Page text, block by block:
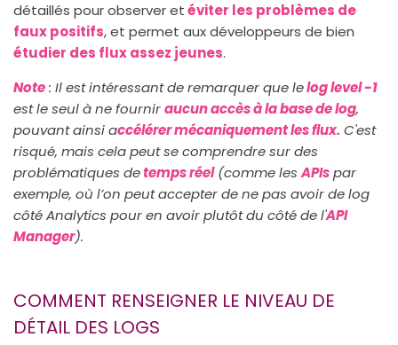
détaillés pour observer etéviter les problèmes de
faux positifs, et permet aux développeurs de bien
étudier des flux assez jeunes.
Note: Il est intéressant de remarquer que lelog level -1
est le seul à ne fourniraucun accès à la base de log,
pouvant ainsi accélérer mécaniquement les flux. C'est
risqué, mais cela peut se comprendre sur des
problématiques detemps réel(comme lesAPIspar
exemple, où l’on peut accepter de ne pas avoir de log
côté Analytics pour en avoir plutôt du côté de l'API
Manager).
COMMENT RENSEIGNER LE NIVEAU DE
DÉTAIL DES LOGS